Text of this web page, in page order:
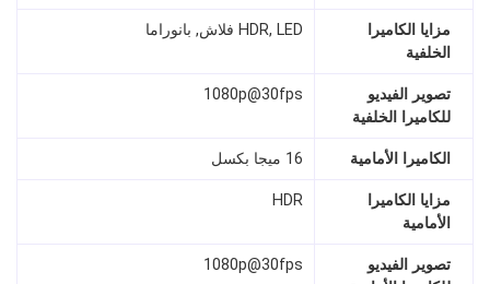
مزايا الكاميرا
الخلفية
HDR, LED فلاش, بانوراما
تصوير الفيديو
للكاميرا الخلفية
1080p@30fps
الكاميرا الأمامية 16 ميجا بكسل
مزايا الكاميرا
الأمامية
HDR
تصوير الفيديو
1080p@30fps